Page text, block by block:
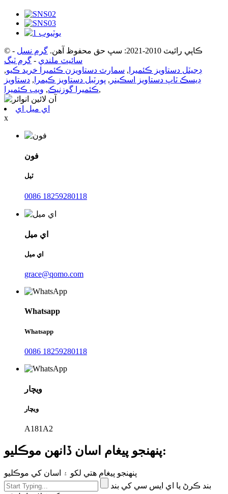
© ڪاپي رائيٽ 2010-2021: سڀ حق محفوظ آهن. گرم نسل -
سائيٽ ملندي - گرم ٽيگ
ڊجيٽل دستاويز ڪئميرا , سمارٽ دستاويزن ڪئميرا خريد ڪيو,
ڊيسڪ ٽاپ دستاويز اسڪينر , پورٽبل دستاويز ڪيمرا , دستاويز
ڪئميرا گوزنيڪ, ويب ڪئميرا ,
اي ميل اي
x
فون
ٽيل
0086 18259280118
اي ميل
اي ميل
grace@qomo.com
Whatsapp
Whatsapp
0086 18259280118
ويچار
ويچار
A181A2
پنهنجو پيغام اسان ڏانهن موڪليو:
پنهنجو پيغام هتي لکو ۽ اسان کي موڪليو
بند ڪرڻ يا اي ايس سي کي بند